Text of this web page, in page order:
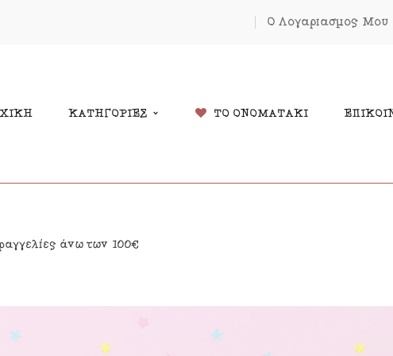
Ο Λογαριασμός Μου
ΚΑΤΗΓΟΡΙΕΣ
Παιδικά Δώρα
Διακόσμηση Δωματίου
Κρεμαστά Μόμπιλε Κούνιας
Κοσμήματα
ΤΟ ΟΝΟΜΑΤΑΚΙ
άνω των 100€